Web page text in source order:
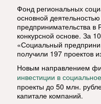
Фонд региональных
основной
предпринимательства
конкурсной основе. За
«Социальный
получили 197 проектов
Новым направлением
инвестиции в
проекты до 50 млн.
капитале компаний.